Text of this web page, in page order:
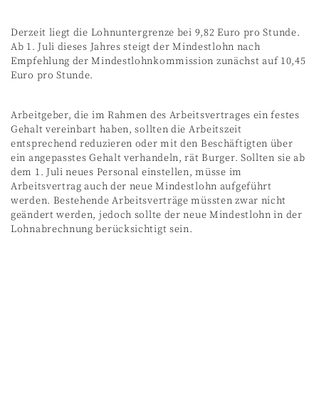
Derzeit liegt die Lohnuntergrenze bei 9,82 Euro pro Stunde.
Ab 1. Juli dieses Jahres steigt der Mindestlohn nach
Empfehlung der Mindestlohnkommission zunächst auf 10,45
Euro pro Stunde.
Arbeitgeber, die im Rahmen des Arbeitsvertrages ein festes
Gehalt vereinbart haben, sollten die Arbeitszeit
entsprechend reduzieren oder mit den Beschäftigten über
ein angepasstes Gehalt verhandeln, rät Burger. Sollten sie ab
dem 1. Juli neues Personal einstellen, müsse im
Arbeitsvertrag auch der neue Mindestlohn aufgeführt
werden. Bestehende Arbeitsverträge müssten zwar nicht
geändert werden, jedoch sollte der neue Mindestlohn in der
Lohnabrechnung berücksichtigt sein.